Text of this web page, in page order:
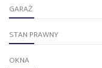
GARAŻ
STAN PRAWNY
OKNA